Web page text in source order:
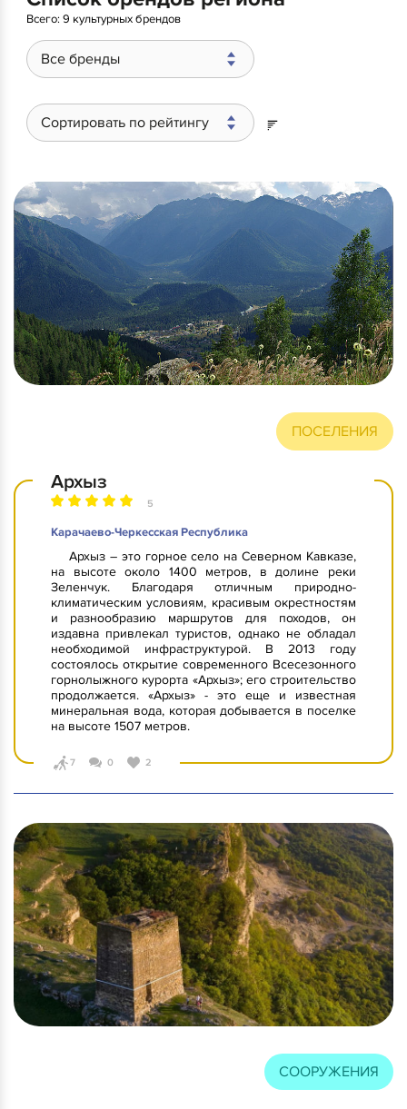
Всего:9 культурных брендов
Все бренды
Сортировать по рейтингу
ПОСЕЛЕНИЯ
Архыз
5
Карачаево-Черкесская Республика
Архыз – это горное село на Северном Кавказе,
на высоте около 1400 метров, в долине реки
Зеленчук. Благодаря отличным природно-
климатическим условиям, красивым окрестностям
и разнообразию маршрутов для походов, он
издавна привлекал туристов, однако не обладал
необходимой инфраструктурой. В 2013 году
состоялось открытие современного Всесезонного
горнолыжного курорта «Архыз»; его строительство
продолжается. «Архыз» - это еще и известная
минеральная вода, которая добывается в поселке
на высоте 1507 метров.
7 0 2
СООРУЖЕНИЯ